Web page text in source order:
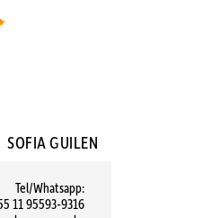
SOFIA GUILEN
Tel/Whatsapp:
11 95593-9316